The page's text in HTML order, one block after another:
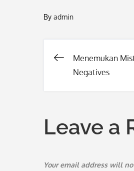
By admin
Post
Menemukan
Negatives
Leave a
Your email address will